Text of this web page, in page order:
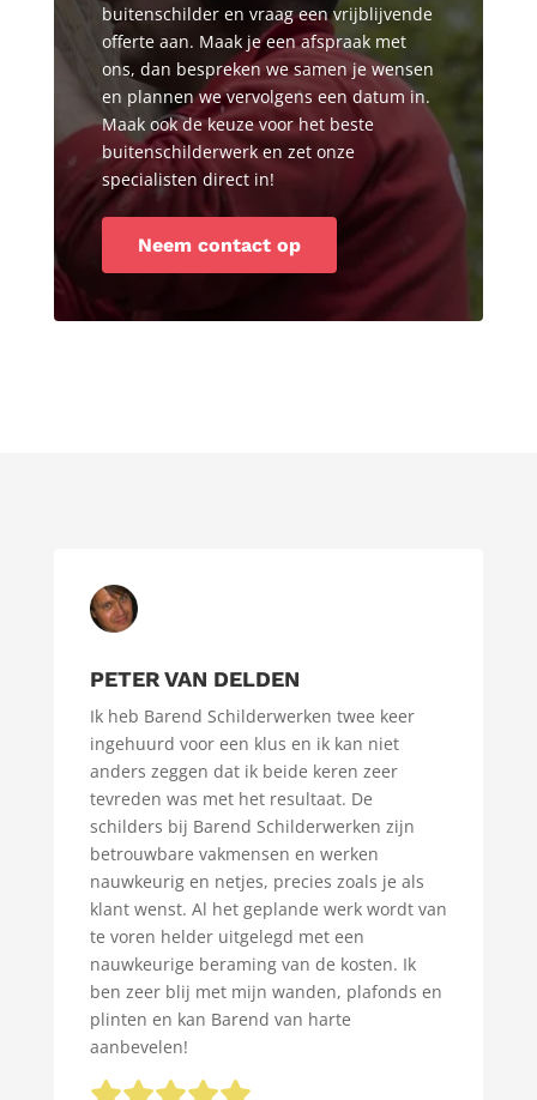
buitenschilder en vraag een vrijblijvende
offerte aan. Maak je een afspraak met
ons, dan bespreken we samen je wensen
en plannen we vervolgens een datum in.
Maak ook de keuze voor het beste
buitenschilderwerk en zet onze
specialisten direct in!
Neem contact op
PETER VAN DELDEN
Ik heb Barend Schilderwerken twee keer
ingehuurd voor een klus en ik kan niet
anders zeggen dat ik beide keren zeer
tevreden was met het resultaat. De
schilders bij Barend Schilderwerken zijn
betrouwbare vakmensen en werken
nauwkeurig en netjes, precies zoals je als
klant wenst. Al het geplande werk wordt van
te voren helder uitgelegd met een
nauwkeurige beraming van de kosten. Ik
ben zeer blij met mijn wanden, plafonds en
plinten en kan Barend van harte
aanbevelen!